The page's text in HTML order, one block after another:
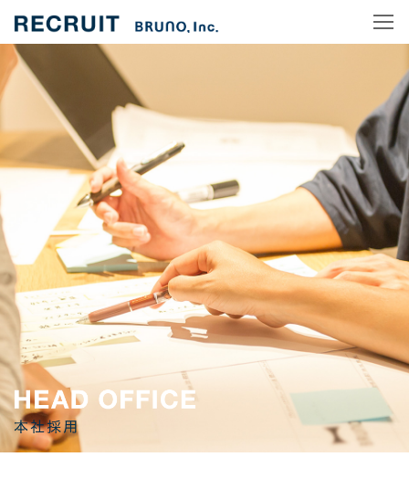
RECRUIT TOP
リクルート NEWS
メッセージ
本社採用
SHOP採用
新卒採用
チャレンジド（障がい者）採用
社員とワークスタイル